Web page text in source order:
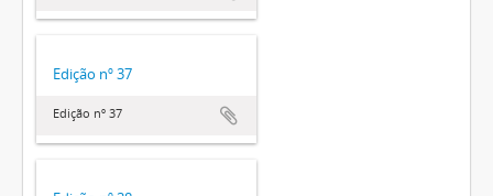
Edição nº 37
Edição nº 37